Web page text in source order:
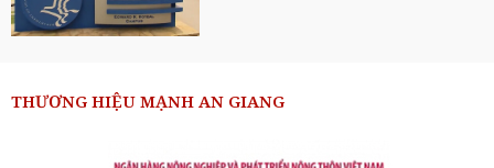
THƯƠNG HIỆU MẠNH AN GIANG